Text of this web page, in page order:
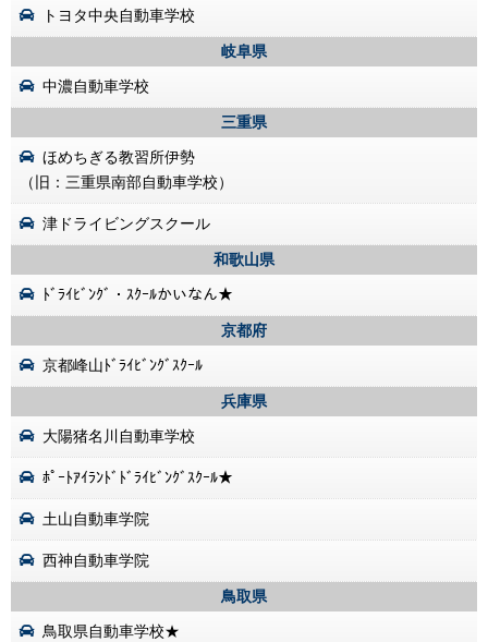
トヨタ中央自動車学校
岐阜県
中濃自動車学校
三重県
ほめちぎる教習所伊勢
（旧：三重県南部自動車学校）
津ドライビングスクール
和歌山県
ﾄﾞﾗｲﾋﾞﾝｸﾞ・ｽｸｰﾙかいなん★
京都府
京都峰山ﾄﾞﾗｲﾋﾞﾝｸﾞｽｸｰﾙ
兵庫県
大陽猪名川自動車学校
ﾎﾟｰﾄｱｲﾗﾝﾄﾞﾄﾞﾗｲﾋﾞﾝｸﾞｽｸｰﾙ★
土山自動車学院
西神自動車学院
鳥取県
鳥取県自動車学校★